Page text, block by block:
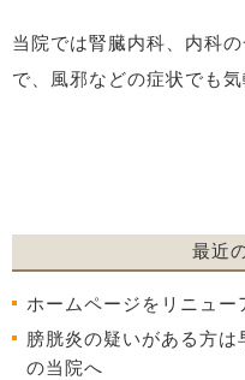
当院では腎臓内科、内科
で、風邪などの症状でも
最近
ホームページをリニュー
膀胱炎の疑いがある方
の当院へ